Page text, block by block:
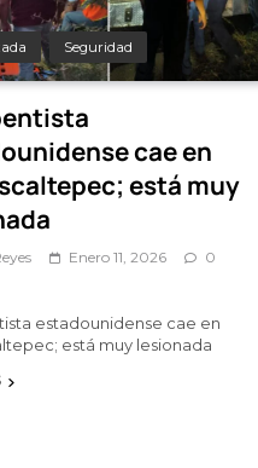
Seguridad
cae en
está muy
Enero 11, 2026
0
estadounidense cae en
está muy lesionada